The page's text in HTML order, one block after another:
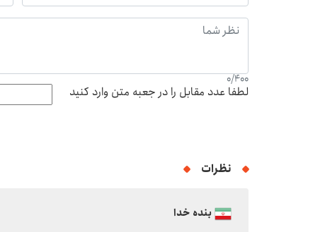
0/400
لطفا عدد مقابل را در جعبه متن وارد کنید
نظرات
بنده خدا